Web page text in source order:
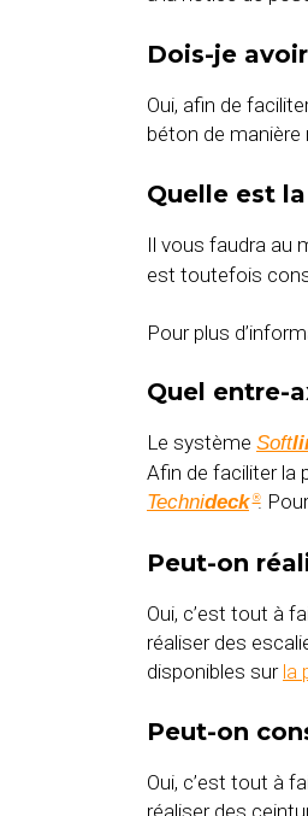
Dois-je
Oui, afin de
béton de manière
Quelle est
Il vous faudra au
est toutefois
Pour plus
Quel entre-
Le système Soft
Afin de faciliter la
Technideck ®.
Peut-on
Oui, c’est tout à
réaliser des
disponibles sur la
Peut-on
Oui, c’est tout à